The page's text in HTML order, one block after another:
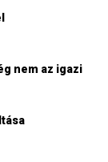
nem az igazi